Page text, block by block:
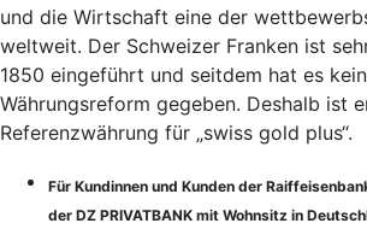
und die Wirtschaft eine der
weltweit. Der Schweizer Franken ist
1850 eingeführt und seitdem hat es
Währungsreform gegeben. Deshalb ist
Referenzwährung für „swiss gold plus“.
Für Kundinnen und Kunden der
der DZ PRIVATBANK mit Wohnsitz in